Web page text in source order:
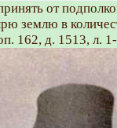
от
землю в
162, д. 1513, л.